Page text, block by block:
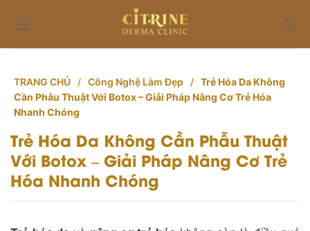
content
TRANG CHỦ / Công Nghệ Làm Đẹp / Trẻ Hóa Da Không
Cần Phẫu Thuật Với Botox – Giải Pháp Nâng Cơ Trẻ Hóa
Nhanh Chóng
Trẻ Hóa Da Không Cần Phẫu Thuật
Với Botox – Giải Pháp Nâng Cơ Trẻ
Hóa Nhanh Chóng